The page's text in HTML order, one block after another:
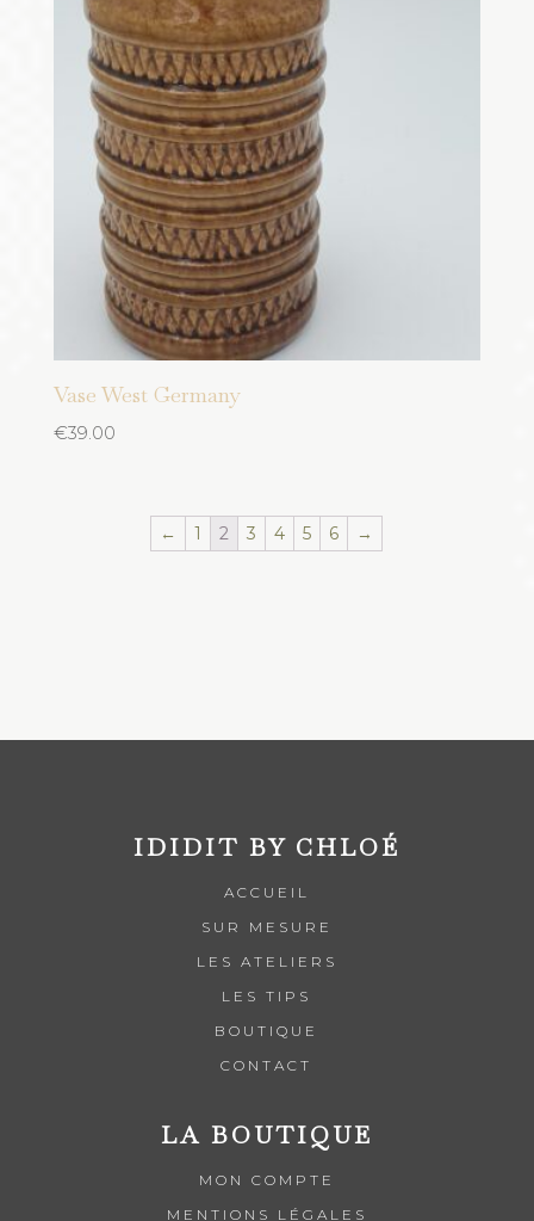
Vase West Germany
€39.00
← 1 2 3 4 5 6 →
IDIDIT BY CHLOÉ
ACCUEIL
SUR MESURE
LES ATELIERS
LES TIPS
BOUTIQUE
CONTACT
LA BOUTIQUE
MON COMPTE
MENTIONS LÉGALES